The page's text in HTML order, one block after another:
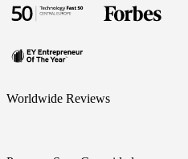
Worldwide Reviews